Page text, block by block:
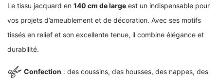
Le tissu jacquard en 140 cm de large est un indispensable pour
vos projets d’ameublement et de décoration. Avec ses motifs
tissés en relief et son excellente tenue, il combine élégance et
durabilité.
Confection : des coussins, des housses, des nappes, des